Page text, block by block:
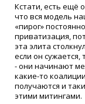
Кстати, есть ещё
что вся модель
«пирог»
приватизация,
эта элита
если он
- они начинают
какие-то
получаются и
этими митингами.